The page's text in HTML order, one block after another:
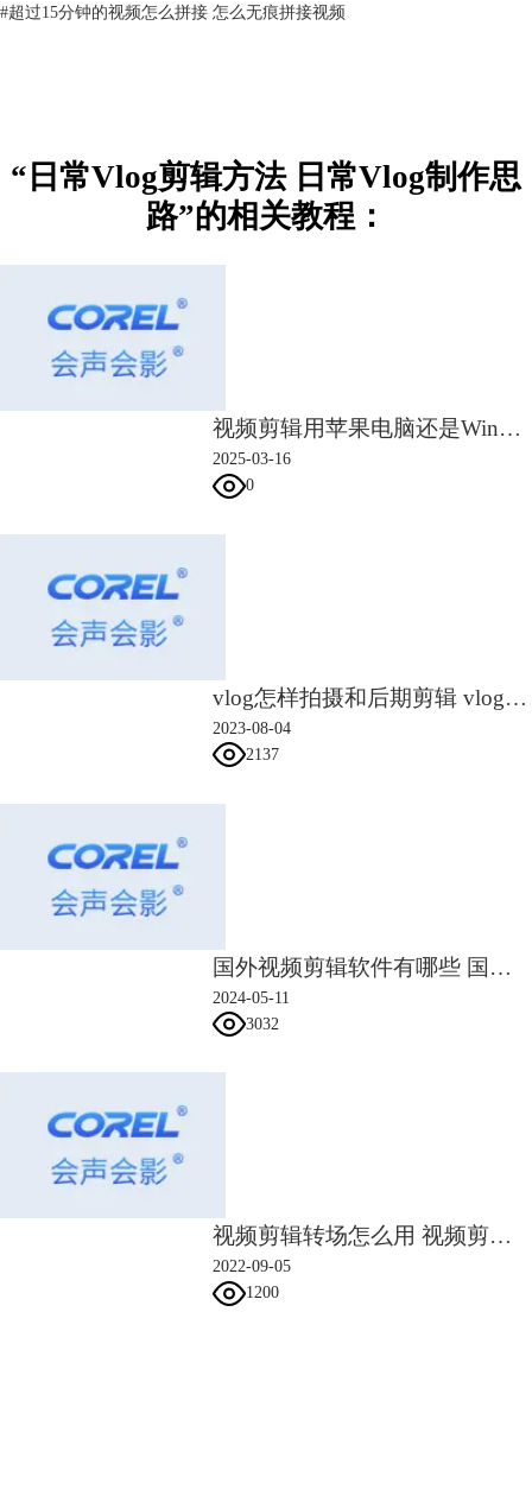
图3：添加字幕和标题
6、添加视频音乐。我们需要根据vlog视频的内容，添加一段合适的音
图4：添加视频音乐
这样我们就可以制作一个简单的日常vlog了。
制作日常Vlog（视频博客）是一个将日常生活片段转化为视频内容的过
程，它能够记录生活的点滴，分享个人经历，以及与观众建立情感联系。
以下是制作日常Vlog的一些基本思路：
在开始制作Vlog之前，首先确定你的Vlog要传达的主题是什么，比如日常
生活、旅行记录、美食分享、学习生活等。 选择一个符合我们自己个性
和内容的风格，比如轻松幽默、温馨治愈、知识分享等。
规划我们的Vlog内容，决定要包含哪些元素，比如对话、活动、景点等。
制定拍摄计划，确定拍摄地点、时间以及可能需要的道具。
3、拍摄素材
使用相机或手机拍摄高质量的视频素材。保持画面稳定可以使用三脚架、
稳定器等辅助设备。 拍摄中尝试多种拍摄角度和镜头，比如特写、中
景、全景等，以增加视频的趣味性和观赏性。
使用视频编辑软件，我推荐使用会声会影剪辑素材。会声会影使用简单并
且功能齐全。我们在剪辑时需要注意故事流畅性，去除不必要或质量较差
三、日常vlog的题材有哪些
日常Vlog的题材非常广泛，可以根据我们的兴趣、生活方式和目标受众来
选择。以下是一些流行的日常Vlog题材：
1、日常生活记录
2、美食制作与分享
#超过15分钟的视频怎么拼接 怎么无痕拼接视频
“日常Vlog剪辑方法 日常Vlog制作思
路”的相关教程：
视频剪辑用苹果电脑还是Win电脑好 视频剪辑用哪个软件比较好
2025-03-16
0
vlog怎样拍摄和后期剪辑 vlog剪辑注意事项
2023-08-04
2137
国外视频剪辑软件有哪些 国外视频软件好用推荐
2024-05-11
3032
视频剪辑转场怎么用 视频剪辑转场技巧有哪些
2022-09-05
1200